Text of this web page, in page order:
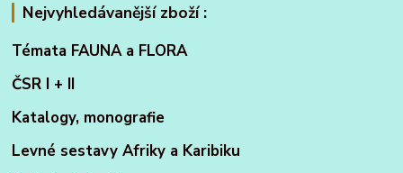
Nejvyhledávanější zboží :
Témata FAUNA a FLORA
ČSR I + II
Katalogy, monografie
Levné sestavy Afriky a Karibiku